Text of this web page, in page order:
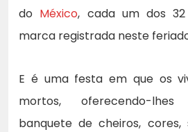
do México, cada um dos
marca registrada neste
E é uma festa em que os
mortos, oferecendo-
banquete de cheiros, cores,